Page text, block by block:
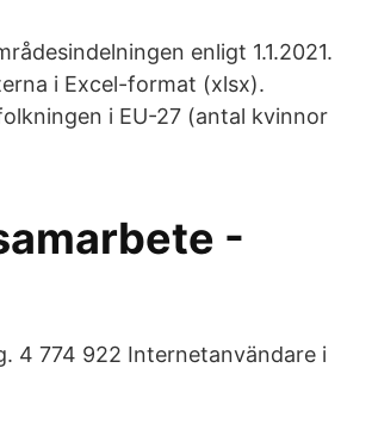
enligt 1.1.2021.
i Excel-format (xlsx).
i EU-27 (antal kvinnor
-
4 774 922 Internetanvändare i